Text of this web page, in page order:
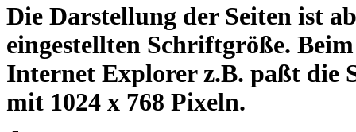
Die Darstellung der Seiten ist
eingestellten Schriftgröße. Beim
Internet Explorer z.B. paßt
mit 1024 x 768 Pixeln.